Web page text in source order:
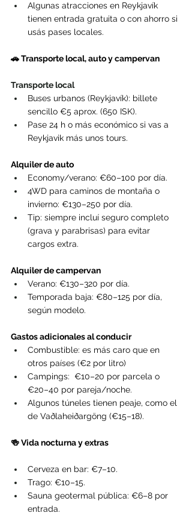
Algunas atracciones en Reykjavík
tienen entrada gratuita o con ahorro si
usás pases locales.
🚗 Transporte local, auto y campervan
Transporte local
Buses urbanos (Reykjavík): billete
sencillo €5 aprox. (650 ISK).
Pase 24 h o más económico si vas a
Reykjavik más unos tours.
Alquiler de auto
Economy/verano: €60–100 por día.
4WD para caminos de montaña o
invierno: €130–250 por día.
Tip: siempre incluí seguro completo
(grava y parabrisas) para evitar
cargos extra.
Alquiler de campervan
Verano: €130–320 por día.
Temporada baja: €80–125 por día,
según modelo.
Gastos adicionales al conducir
Combustible: es más caro que en
otros países (€2 por litro)
Campings:  €10–20 por parcela o
€20–40 por pareja/noche.
Algunos túneles tienen peaje, como el
de Vaðlaheiðargöng (€15–18).
🍻 Vida nocturna y extras
Cerveza en bar: €7–10.
Trago: €10–15.
Sauna geotermal pública: €6–8 por
entrada.